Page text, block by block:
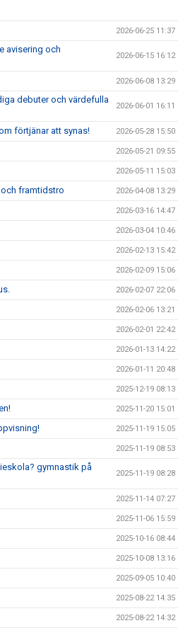
2026-06-25 11:37
avisering och
2026-06-15 16:12
2026-06-08 13:29
debuter och värdefulla
2026-06-01 16:11
förtjänar att synas! 2026-05-28 15:50
2026-05-21 09:55
2026-05-11 15:03
framtidstro 2026-04-08 13:29
2026-03-16 14:47
2026-03-04 10:46
2026-02-13 15:42
2026-02-09 15:06
2026-02-07 22:06
2026-02-06 13:21
2026-02-01 22:42
2026-01-13 14:22
2026-01-11 20:48
2025-12-19 08:13
2025-11-20 15:01
2025-11-19 15:05
2025-11-19 08:53
gymnastik på
2025-11-19 08:28
2025-11-14 07:27
2025-11-06 15:59
2025-10-16 08:44
2025-10-08 13:16
2025-09-05 10:40
2025-08-22 14:35
2025-08-22 14:32